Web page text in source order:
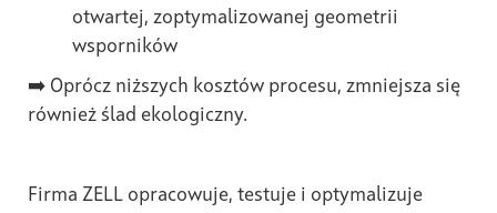
otwartej, zoptymalizowanej geometrii
wsporników
➡️ Oprócz niższych kosztów procesu, zmniejsza się
również ślad ekologiczny.
Firma ZELL opracowuje, testuje i optymalizuje